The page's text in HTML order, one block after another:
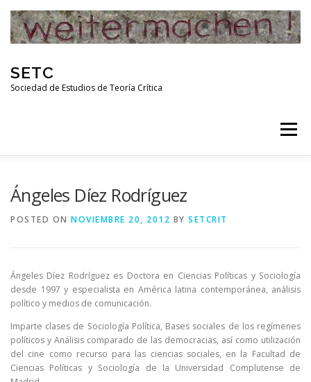
content
SETC
Sociedad de Estudios de Teoría Crítica
Menu
RED DE INVESTIGADORES DE TEORÍA CRÍTICA
Ángeles Díez Rodríguez
POSTED ON NOVIEMBRE 20, 2012 BY SETCRIT
Ángeles Díez Rodríguez es Doctora en Ciencias Políticas y Sociología
desde 1997 y especialista en América latina contemporánea, análisis
político y medios de comunicación.
Imparte clases de Sociología Política, Bases sociales de los regímenes
políticos y Análisis comparado de las democracias, así como utilización
del cine como recurso para las ciencias sociales, en la Facultad de
Ciencias Políticas y Sociología de la Universidad Complutense de